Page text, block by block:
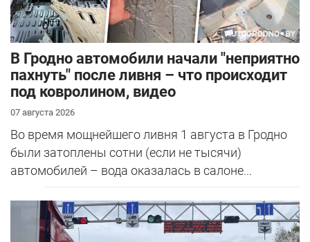
В Гродно автомобили начали "неприятно
пахнуть" после ливня – что происходит
под ковролином, видео
07 августа 2026
Во время мощнейшего ливня 1 августа в Гродно
были затоплены сотни (если не тысячи)
автомобилей – вода оказалась в салоне...